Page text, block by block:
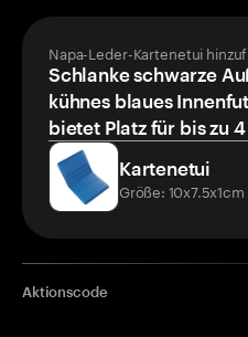
Napa-Leder-Kartenetui
Schlanke schwarze
kühnes blaues
bietet Platz für bis zu
Kartenetui
Größe: 10x7.5x1cm
Aktionscode